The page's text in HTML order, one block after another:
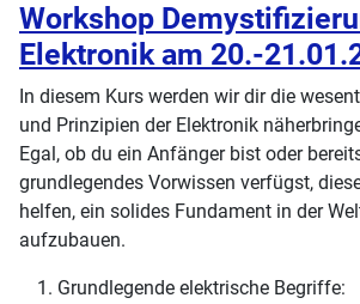
Workshop
Elektronik am 20.-
In diesem Kurs werden wir dir die
und Prinzipien der Elektronik
Egal, ob du ein Anfänger bist oder
grundlegendes Vorwissen verfügst,
helfen, ein solides Fundament in der
aufzubauen.
Grundlegende elektrische Begriffe: